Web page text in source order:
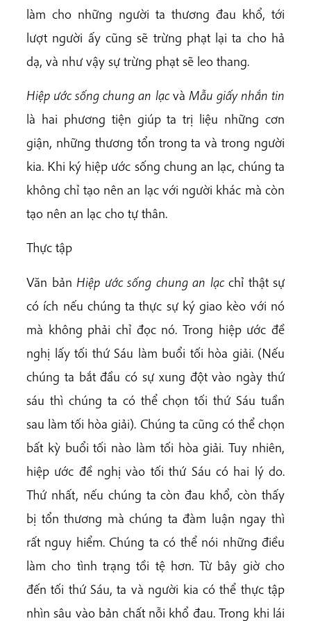
làm cho những người ta thương đau khổ, tới
lượt người ấy cũng sẽ trừng phạt lại ta cho hả
dạ, và như vậy sự trừng phạt sẽ leo thang.
Hiệp ước sống chung an lạcvà Mẫu giấy nhắn tin
là hai phương tiện giúp ta trị liệu những cơn
giận, những thương tổn trong ta và trong người
kia. Khi ký hiệp ước sống chung an lạc, chúng ta
không chỉ tạo nên an lạc với người khác mà còn
tạo nên an lạc cho tự thân.
Thực tập
Văn bản Hiệp ước sống chung an lạcchỉ thật sự
có ích nếu chúng ta thực sự ký giao kèo với nó
mà không phải chỉ đọc nó. Trong hiệp ước đề
nghị lấy tối thứ Sáu làm buổi tối hòa giải. (Nếu
chúng ta bắt đầu có sự xung đột vào ngày thứ
sáu thì chúng ta có thể chọn tối thứ Sáu tuần
sau làm tối hòa giải). Chúng ta cũng có thể chọn
bất kỳ buổi tối nào làm tối hòa giải. Tuy nhiên,
hiệp ước đề nghị vào tối thứ Sáu có hai lý do.
Thứ nhất, nếu chúng ta còn đau khổ, còn thấy
bị tổn thương mà chúng ta đàm luận ngay thì
rất nguy hiểm. Chúng ta có thể nói những điều
làm cho tình trạng tồi tệ hơn. Từ bây giờ cho
đến tối thứ Sáu, ta và người kia có thể thực tập
nhìn sâu vào bản chất nỗi khổ đau. Trong khi lái